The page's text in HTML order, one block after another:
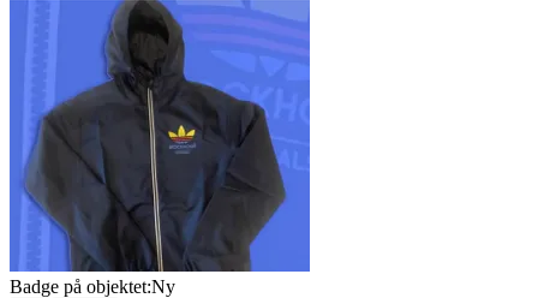
Badge på objektet:Ny